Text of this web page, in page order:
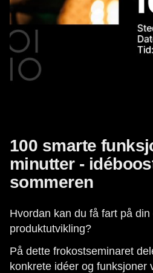
100 smarte
minutter -
sommeren
Hvordan kan du få fart på din
produktutvikling?
På dette frokostseminaret
konkrete idéer og funksjoner